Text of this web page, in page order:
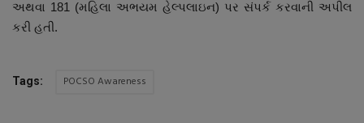
અથવા 181 (મહિલા અભયમ હેલ્પલાઇન) પર સંપર્ક કરવાની અપીલ
કરી હતી.
Tags: POCSO Awareness